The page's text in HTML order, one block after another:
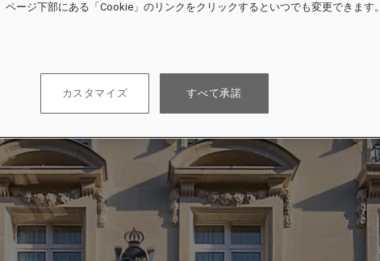
ページ下部にある「Cookie」のリンクをクリックするといつでも変更できます。
カスタマイズ すべて承諾